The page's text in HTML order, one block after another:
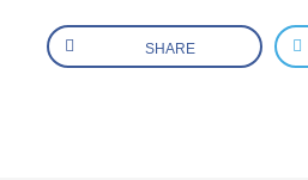
SHARE